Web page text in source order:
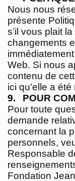
Nous nous
présente
s’il vous plait
changements
Web. Si nous
contenu de
ici qu’elle a
POUR
Pour toute
demande
concernant la
personnels,
Responsable
Fondation